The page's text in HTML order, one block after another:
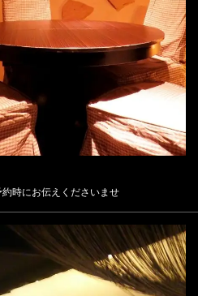
時にお伝えくださいませ